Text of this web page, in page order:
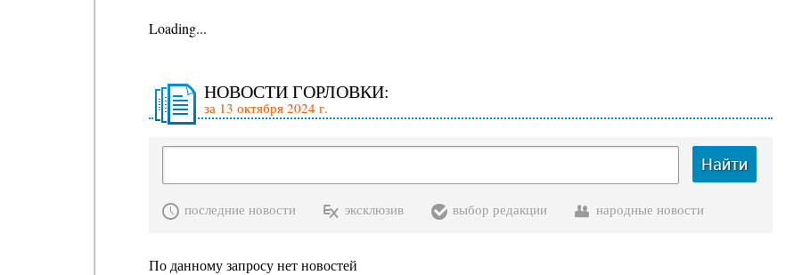
Loading...
НОВОСТИ ГОРЛОВКИ:
за 13 октября 2024 г.
Найти
последние новости эксклюзив выбор редакции народные новости
По данному запросу нет новостей